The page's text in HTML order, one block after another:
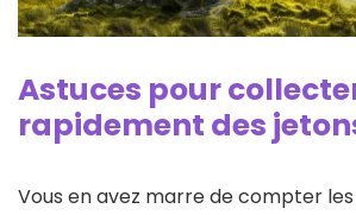
Astuces pour
rapidement des
Vous en avez marre de compter